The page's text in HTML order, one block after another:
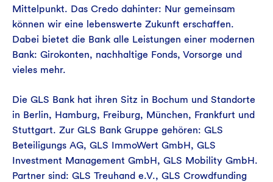
Mittelpunkt. Das Credo dahinter: Nur gemeinsam
können wir eine lebenswerte Zukunft erschaffen.
Dabei bietet die Bank alle Leistungen einer modernen
Bank: Girokonten, nachhaltige Fonds, Vorsorge und
vieles mehr.
Die GLS Bank hat ihren Sitz in Bochum und Standorte
in Berlin, Hamburg, Freiburg, München, Frankfurt und
Stuttgart. Zur GLS Bank Gruppe gehören: GLS
Beteiligungs AG, GLS ImmoWert GmbH, GLS
Investment Management GmbH, GLS Mobility GmbH.
Partner sind: GLS Treuhand e.V., GLS Crowdfunding